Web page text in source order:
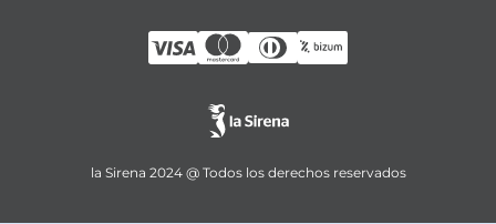
la Sirena 2024 @ Todos los derechos reservados